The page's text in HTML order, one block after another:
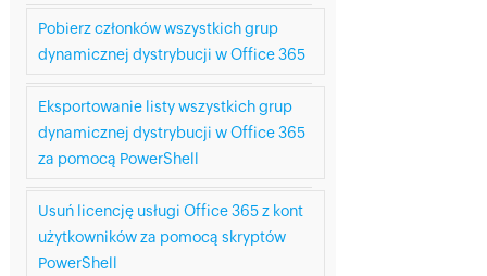
Pobierz członków wszystkich grup
dynamicznej dystrybucji w Office 365
Eksportowanie listy wszystkich grup
dynamicznej dystrybucji w Office 365
za pomocą PowerShell
Usuń licencję usługi Office 365 z kont
użytkowników za pomocą skryptów
PowerShell